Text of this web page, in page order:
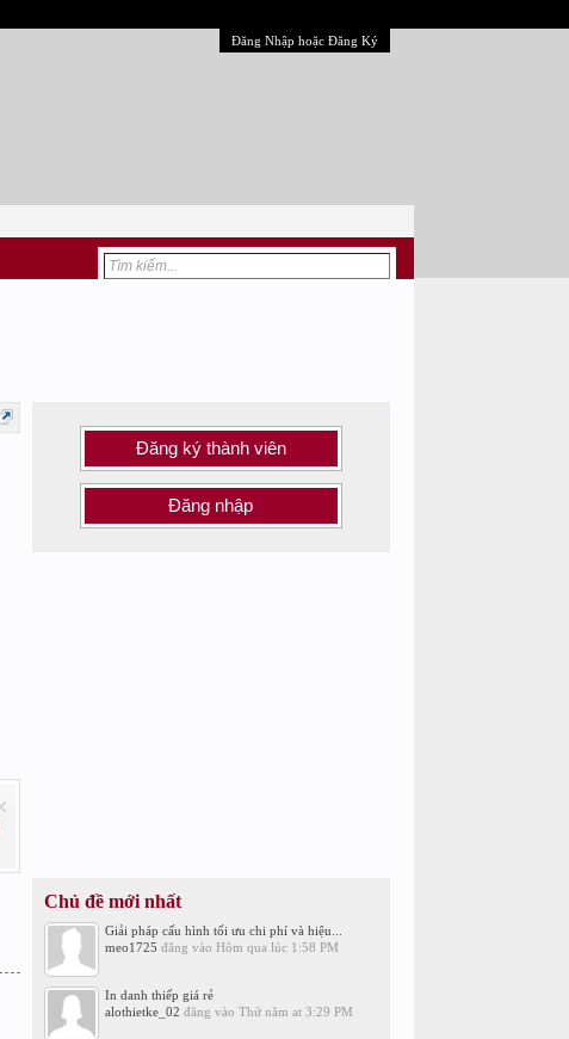
Đăng Nhập hoặc Đăng Ký
Đăng ký thành viên
Đăng nhập
Chủ đề mới nhất
Giải pháp cấu hình tối ưu chi phí và hiệu...
meo1725 đăng vào Hôm qua lúc 1:58 PM
In danh thiếp giá rẻ
alothietke_02 đăng vào Thứ năm at 3:29 PM